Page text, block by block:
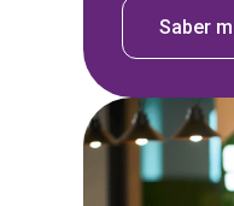
Saber